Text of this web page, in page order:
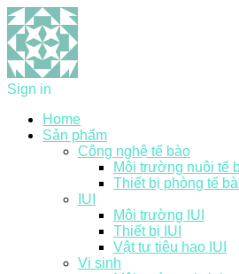
Sign in
Home
Sản phẩm
Công nghệ tế bào
Môi trường nuôi tế
Thiết bị phòng tế
IUI
Môi trường IUI
Thiết bị IUI
Vật tư tiêu hao IUI
Vi sinh